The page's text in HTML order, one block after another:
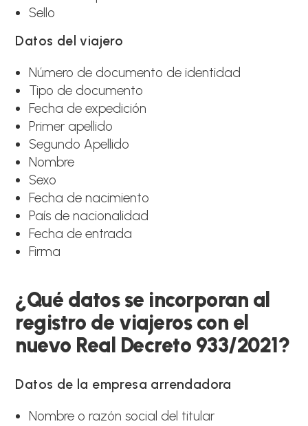
Sello
Datos del viajero
Número de documento de identidad
Tipo de documento
Fecha de expedición
Primer apellido
Segundo Apellido
Nombre
Sexo
Fecha de nacimiento
País de nacionalidad
Fecha de entrada
Firma
¿Qué datos se incorporan al
registro de viajeros con el
nuevo Real Decreto 933/2021?
Datos de la empresa arrendadora
Nombre o razón social del titular